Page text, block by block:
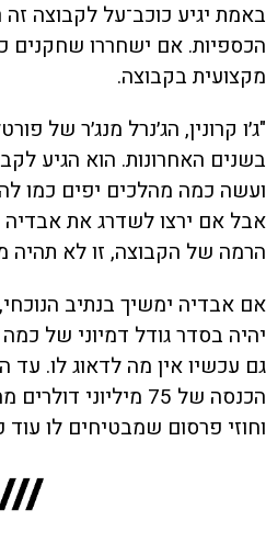
באמת יגיע כוכב־על לקבוצה
הכספיות. אם ישחררו שחקנים
מקצועית בקבוצה.
"ג׳ו קרונין, הג׳נרל מנג׳ר של
בשנים האחרונות. הוא הגיע
ועשה כמה מהלכים יפים כמו
אבל אם ירצו לשדרג את אבדיה
הרמה של הקבוצה, זו לא תהיה
אם אבדיה ימשיך בנתיב
יהיה בסדר גודל דמיוני של
גם עכשיו אין מה לדאוג לו. עד
וחוזי פרסום שמבטיחים לו עוד כ־40 מיליון